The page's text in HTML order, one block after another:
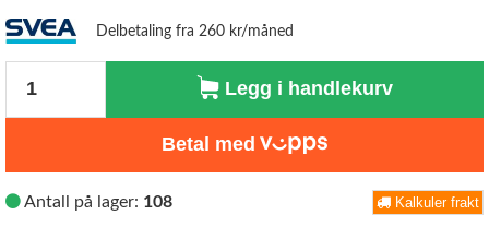
Delbetaling fra 260 kr/måned
Legg i handlekurv
Betal med
Antall på lager: 108 Kalkuler frakt